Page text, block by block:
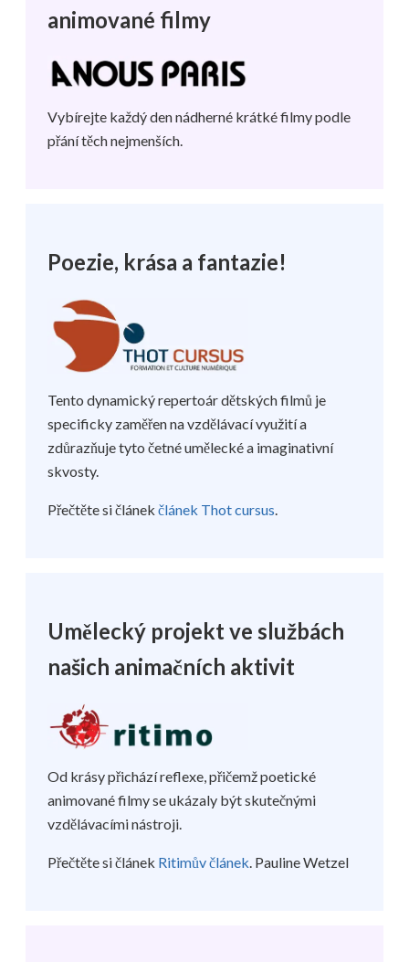
animované filmy
Vybírejte každý den nádherné krátké filmy podle
přání těch nejmenších.
Poezie, krása a fantazie!
Tento dynamický repertoár dětských filmů je
specificky zaměřen na vzdělávací využití a
zdůrazňuje tyto četné umělecké a imaginativní
skvosty.
Přečtěte si článek článek Thot cursus.
Umělecký projekt ve službách
našich animačních aktivit
Od krásy přichází reflexe, přičemž poetické
animované filmy se ukázaly být skutečnými
vzdělávacími nástroji.
Přečtěte si článek Ritimův článek . Pauline Wetzel